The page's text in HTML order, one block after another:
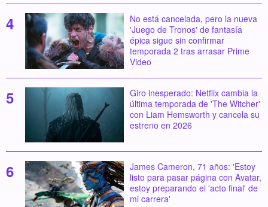
No está cancelada, pero la nueva
'Juego de Tronos' de fantasía
épica sigue sin confirmar
temporada 2 tras arrasar Prime
Video
Giro inesperado: Netflix cambia la
última temporada de 'The Witcher'
con Liam Hemsworth y cancela su
estreno en 2026
James Cameron, 71 años: 'Estoy
listo para pasar página con Avatar,
estoy preparando el 'acto final' de
mi carrera'